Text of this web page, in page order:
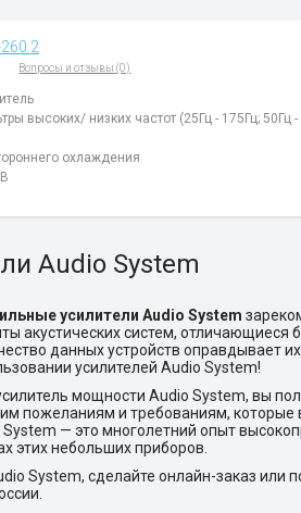
Вопросы и отзывы (0)
высоких/ низких частот (25Гц - 175Гц; 50Гц -
охлаждения
Audio System
усилители Audio System
акустических систем, отличающиеся
данных устройств оправдывает
усилителей Audio System!
мощности Audio System, вы
пожеланиям и требованиям, которые
System — это многолетний опыт
этих небольших приборов.
System, сделайте онлайн-заказ